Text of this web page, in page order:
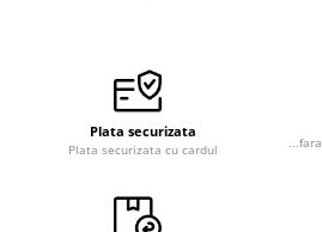
Plata securizata
Plata securizata cu cardul